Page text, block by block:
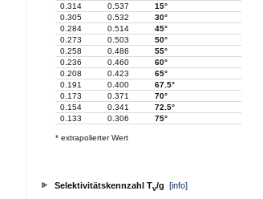
0.314
0.537
15°
0.305
0.532
30°
0.284
0.514
45°
0.273
0.503
50°
0.258
0.486
55°
0.236
0.460
60°
0.208
0.423
65°
0.191
0.400
67.5°
0.173
0.371
70°
0.154
0.341
72.5°
0.133
0.306 75°
* extrapolierter Wert
Selektivitätskennzahl Tv/g [info]